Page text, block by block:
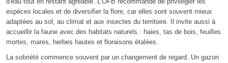
espèces locales et de diversifier la flore, car elles sont souvent mieux
adaptées au sol, au climat et aux insectes du territoire. Il invite aussi à
accueillir la faune avec des habitats naturels : haies, tas de bois, feuilles
mortes, mares, herbes hautes et floraisons étalées.
La sobriété commence souvent par un changement de regard. Un gazon